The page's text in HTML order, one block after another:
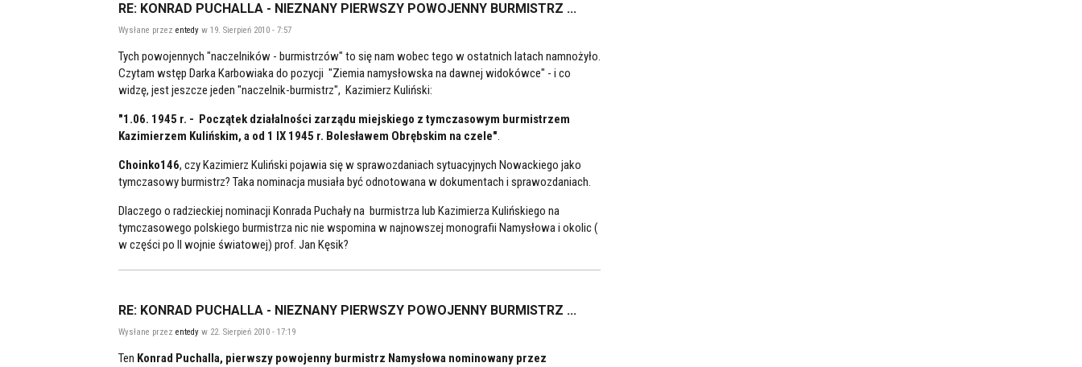
RE: KONRAD PUCHALLA - NIEZNANY PIERWSZY POWOJENNY BURMISTRZ ...
Wysłane przez entedy w 19. Sierpień 2010 - 7:57
Tych powojennych "naczelników - burmistrzów" to się nam wobec tego w ostatnich latach namnożyło.
Czytam wstęp Darka Karbowiaka do pozycji "Ziemia namysłowska na dawnej widokówce" - i co
widzę, jest jeszcze jeden "naczelnik-burmistrz", Kazimierz Kuliński:
"1.06. 1945 r. - Początek działalności zarządu miejskiego z tymczasowym burmistrzem
Kazimierzem Kulińskim, a od 1 IX 1945 r. Bolesławem Obrębskim na czele".
Choinko146, czy Kazimierz Kuliński pojawia się w sprawozdaniach sytuacyjnych Nowackiego jako
tymczasowy burmistrz? Taka nominacja musiała być odnotowana w dokumentach i sprawozdaniach.
Dlaczego o radzieckiej nominacji Konrada Puchały na burmistrza lub Kazimierza Kulińskiego na
tymczasowego polskiego burmistrza nic nie wspomina w najnowszej monografii Namysłowa i okolic (
w części po II wojnie światowej) prof. Jan Kęsik?
RE: KONRAD PUCHALLA - NIEZNANY PIERWSZY POWOJENNY BURMISTRZ ...
Wysłane przez entedy w 22. Sierpień 2010 - 17:19
Ten Konrad Puchalla, pierwszy powojenny burmistrz Namysłowa nominowany przez